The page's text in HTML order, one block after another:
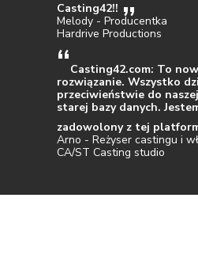
Casting42!!
Melody - Producentka
Hardrive Productions
Casting42.com: To
rozwiązanie. Wszystko
przeciwieństwie do
starej bazy danych.
zadowolony z tej
Arno - Reżyser castingu i
CA/ST Casting studio